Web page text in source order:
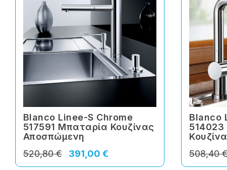
Blanco Linee-S Chrome
517591 Μπαταρία Κουζίνας
Αποσπώμενη
391,00 €
520,80 €
Blanco
508,40